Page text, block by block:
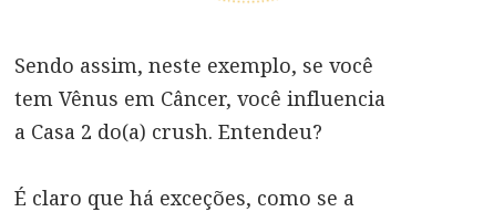
Sendo assim, neste exemplo, se você
tem Vênus em Câncer, você influencia
a Casa 2 do(a) crush. Entendeu?
É claro que há exceções, como se a